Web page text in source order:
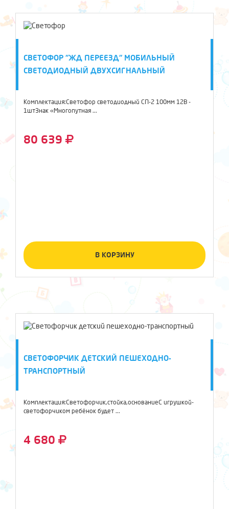
СВЕТОФОР "ЖД ПЕРЕЕЗД" МОБИЛЬНЫЙ
СВЕТОДИОДНЫЙ ДВУХСИГНАЛЬНЫЙ
Комплектация:Светофор светодиодный СП-2 100мм 12В -
1штЗнак «Многопутная ...
80 639
В КОРЗИНУ
СВЕТОФОРЧИК ДЕТСКИЙ ПЕШЕХОДНО-
ТРАНСПОРТНЫЙ
Комплектация:Светофорчик,стойка,основаниеС игрушкой-
светофорчиком ребёнок будет ...
4 680